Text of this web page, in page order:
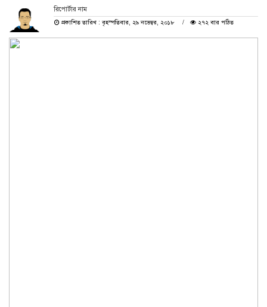
রিপোর্টার নাম
প্রকাশিত তারিখ : বৃহস্পতিবার, ২৯ নভেম্বর, ২০১৮
২৭২ বার পঠিত